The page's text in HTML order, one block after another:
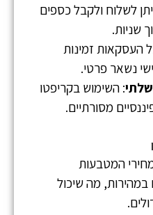
לשלוח ולקבל כספים
שניות.
העסקאות זמינות
נשאר פרטי.
: השימוש בקריפטו
מסורתיים.
המטבעות
במהירות, מה שיכול